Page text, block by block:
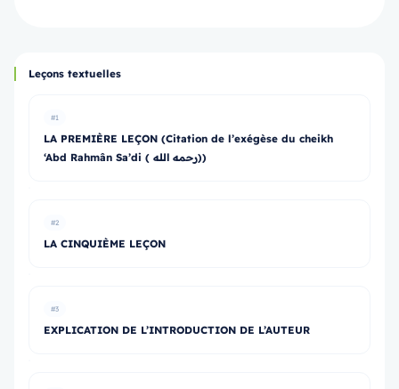
Leçons textuelles
#1
LA PREMIÈRE LEÇON (Citation de l’exégèse du cheikh
‘Abd Rahmân Sa’di ( رحمه الله))
#2
LA CINQUIÈME LEÇON
#3
EXPLICATION DE L’INTRODUCTION DE L’AUTEUR